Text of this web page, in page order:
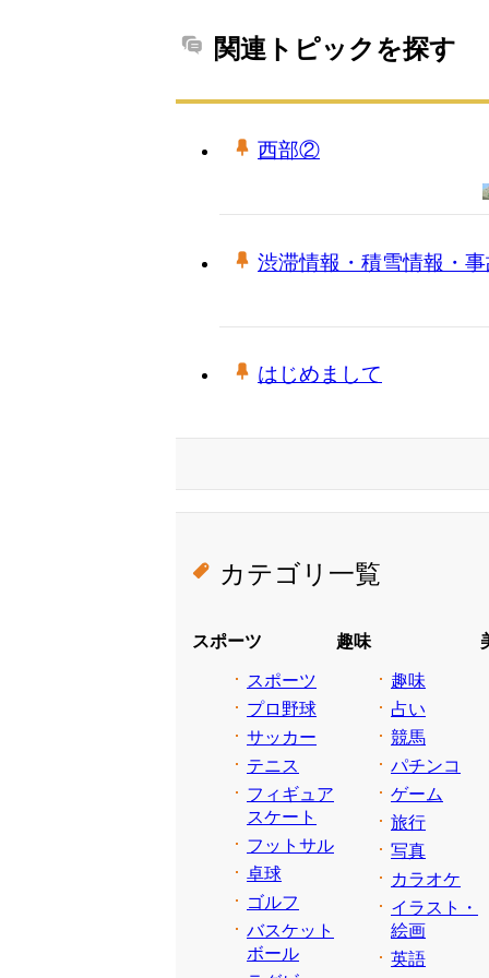
関連トピックを探す
西部②
渋滞情報・積雪情報・
はじめまして
カテゴリ一覧
スポーツ
スポーツ
プロ野球
サッカー
テニス
フィギュア
スケート
フットサル
卓球
ゴルフ
バスケット
ボール
趣味
趣味
占い
競馬
パチンコ
ゲーム
旅行
写真
カラオケ
イラスト・
絵画
英語